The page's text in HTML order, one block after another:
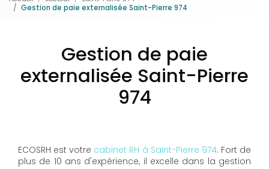
Gestion de paie externalisée Saint-Pierre 974
Gestion de paie
externalisée Saint-Pierre
974
ECOSRH est votre cabinet RH à Saint-Pierre 974. Fort de
plus de 10 ans d'expérience, il excelle dans la gestion